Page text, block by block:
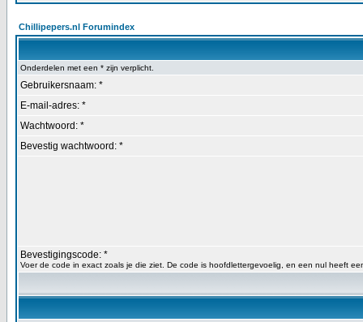
Chillipepers.nl Forumindex
Onderdelen met een * zijn verplicht.
Gebruikersnaam: *
E-mail-adres: *
Wachtwoord: *
Bevestig wachtwoord: *
Bevestigingscode: *
Voer de code in exact zoals je die ziet. De code is hoofdlettergevoelig, en een nul heeft